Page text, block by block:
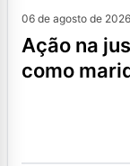
06 de agosto de 2026
ação na justiça erra e cita lulinha
como